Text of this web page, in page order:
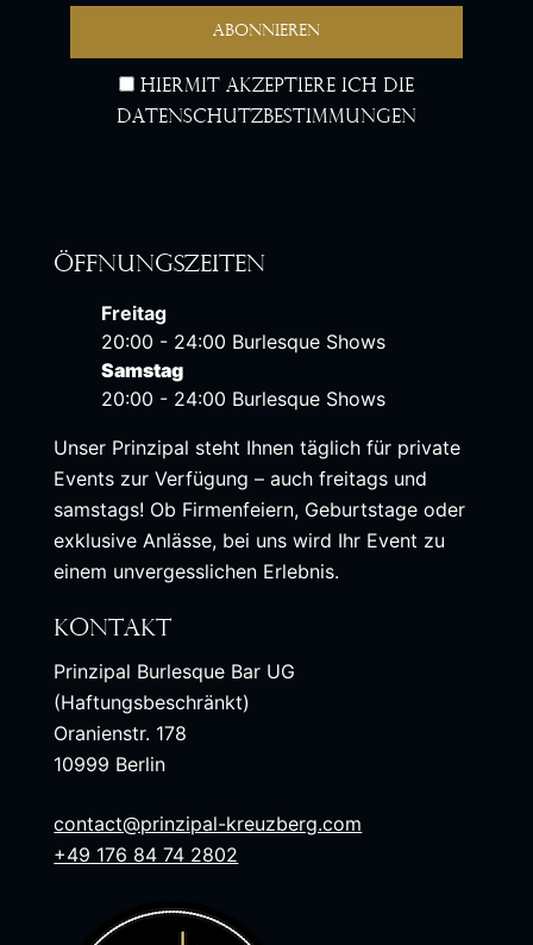
Hiermit akzeptiere ich die
Datenschutzbestimmungen
Öffnungszeiten
Freitag
20:00 - 24:00 Burlesque Shows
Samstag
20:00 - 24:00 Burlesque Shows
Unser Prinzipal steht Ihnen täglich für private
Events zur Verfügung – auch freitags und
samstags! Ob Firmenfeiern, Geburtstage oder
exklusive Anlässe, bei uns wird Ihr Event zu
einem unvergesslichen Erlebnis.
Kontakt
Prinzipal Burlesque Bar UG
(Haftungsbeschränkt)
Oranienstr. 178
10999 Berlin
contact@prinzipal-kreuzberg.com
+49 176 84 74 2802